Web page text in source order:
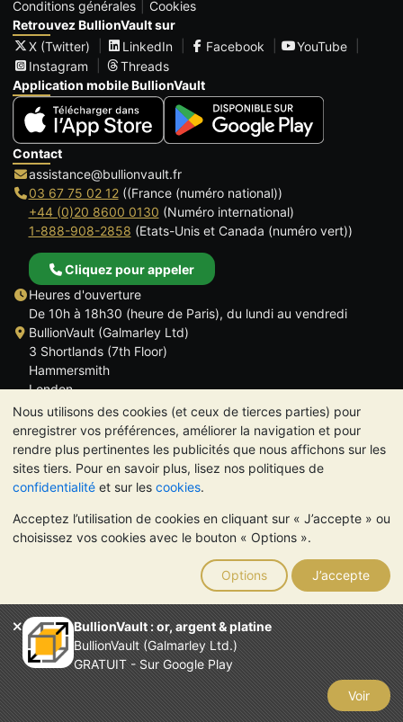
Nous utilisons des cookies (et ceux de tierces parties) pour
enregistrer vos préférences, améliorer la navigation et pour
rendre plus pertinentes les publicités que nous affichons sur les
sites tiers. Pour en savoir plus, lisez nos politiques de
confidentialité et sur les cookies.
Acceptez l’utilisation de cookies en cliquant sur « J’accepte » ou
choisissez vos cookies avec le bouton « Options ».
Options J’accepte
BullionVault : or, argent & platine
BullionVault (Galmarley Ltd.)
GRATUIT - Sur Google Play
Voir
Conditions générales
Cookies
Retrouvez BullionVault sur
X (Twitter)
LinkedIn Facebook
YouTube
Instagram
Threads
Application mobile BullionVault
Contact
assistance@bullionvault.fr
03 67 75 02 12((France (numéro national))
+44 (0)20 8600 0130 (Numéro international)
1-888-908-2858 (Etats-Unis et Canada (numéro vert))
Cliquez pour appeler
Heures d'ouverture
De 10h à 18h30 (heure de Paris), du lundi au vendredi
BullionVault (Galmarley Ltd)
3 Shortlands (7th Floor)
Hammersmith
London
W6 8DA
ROYAUME UNI
TrustScore 4.6 | 534 avis
VEUILLEZ NOTER: La valeur des métaux précieux peut aussi
bien baisser qu'augmenter. Les tendances historiques ne
garantissent pas l'évolution future des cours. Rien sur les sites
Internet de BullionVault ou dans ses communications ne
constitue un conseil en investissement. Demander l'avis d'un
professionnel est à envisager pour déterminer si la possession
de métaux précieux vous convient.
Entreprise enregistrée en Grande-Bretagne (numéro 4943684)
BullionVault Ltd © 2026